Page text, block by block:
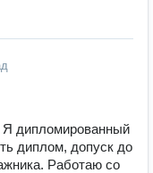
Я дипломированный
диплом, допуск до
Работаю со